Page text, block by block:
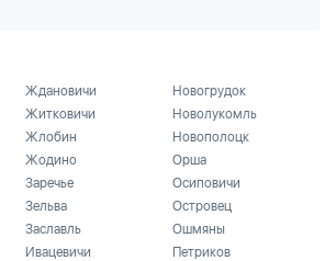
Ждановичи
Житковичи
Жлобин
Жодино
Заречье
Зельва
Заславль
Ивацевичи
Новогрудок
Новолукомль
Новополоцк
Орша
Осиповичи
Островец
Ошмяны
Петриков